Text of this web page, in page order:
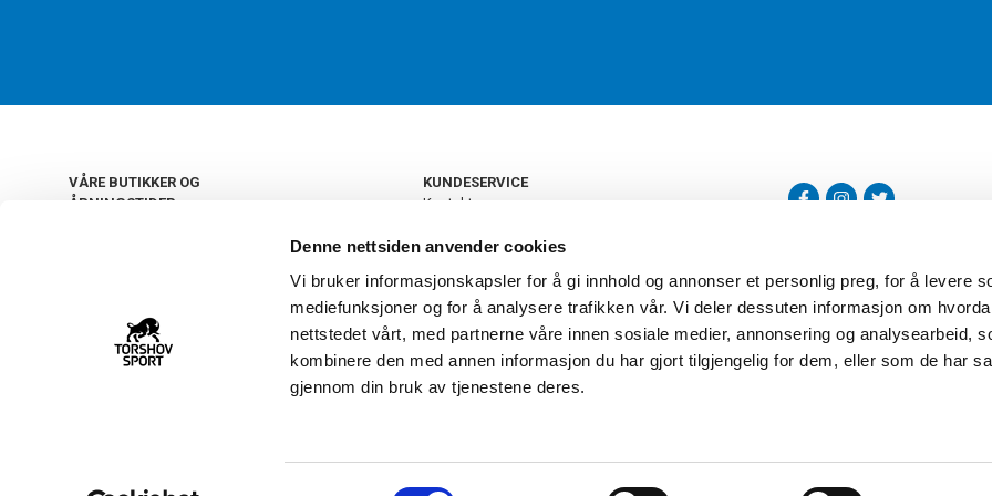
Denne nettsiden anvender cookies
Vi bruker informasjonskapsler for å gi innhold og annonser et personlig preg, for å levere
mediefunksjoner og for å analysere trafikken vår. Vi deler dessuten informasjon om
nettstedet vårt, med partnerne våre innen sosiale medier, annonsering og analysearbeid,
kombinere den med annen informasjon du har gjort tilgjengelig for dem, eller som de har
gjennom din bruk av tjenestene deres.
VÅRE BUTIKKER OG
ÅPNINGSTIDER
22 09 20 20
KUNDESERVICE
Kontakt oss
Retur og bytte
Personvern
Frakt og levering
Ledige stillinger
FAQ - Ofte stilte spørsmål
Åpenhetsloven
Torshov Sport har over 90 års
klubbhandel. Torshov Sport har
Drammen, Sandvika Storsenter